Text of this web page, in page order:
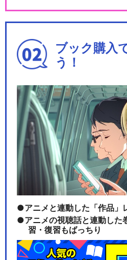
ズ
モ
ヒ
ム
ユ
ブック購入
う！
アニメと連動した「作品」
アニメの視聴話と連動した
習・復習もばっちり